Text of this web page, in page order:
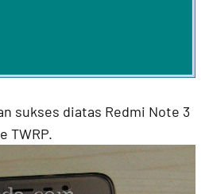
sukses diatas Redmi Note 3
TWRP.